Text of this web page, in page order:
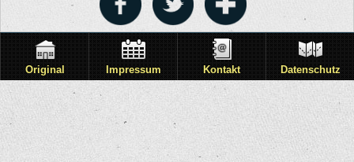
Original Impressum Kontakt Datenschutz